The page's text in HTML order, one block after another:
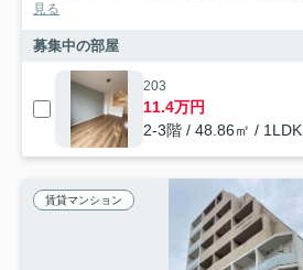
見る
募集中の部屋
203
11.4万円
2-3階 / 48.86㎡ / 1LDK
賃貸マンション